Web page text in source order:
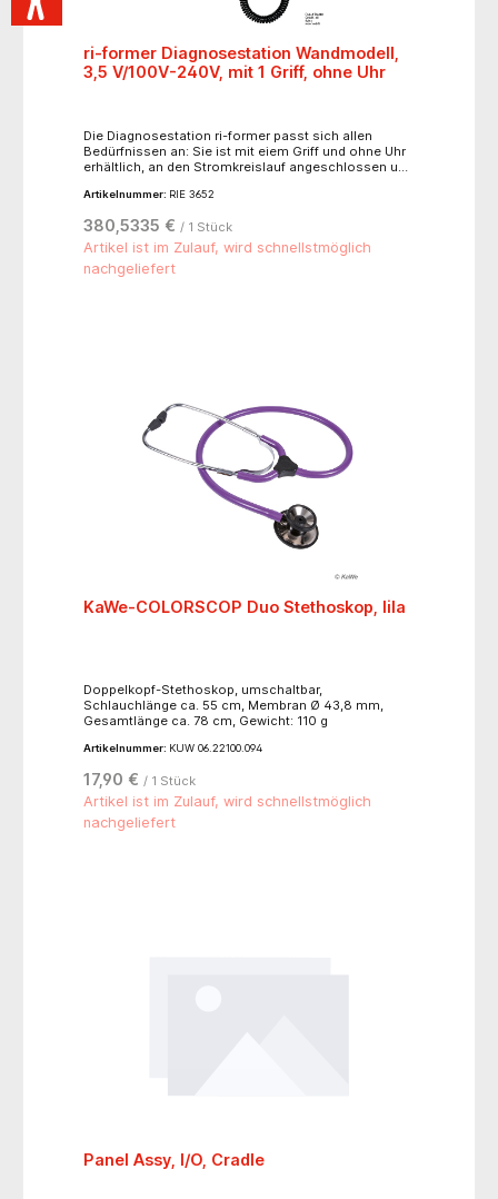
ri-former Diagnosestation Wandmodell,
3,5 V/100V-240V, mit 1 Griff, ohne Uhr
Die Diagnosestation ri-former passt sich allen
Bedürfnissen an: Sie ist mit eiem Griff und ohne Uhr
erhältlich, an den Stromkreislauf angeschlossen und
Instrumentenköpfe, komplett mit Wandplatte, Dübeln,
Artikelnummer: RIE 3652
380,5335 € / 1 Stück
Artikel ist im Zulauf, wird schnellstmöglich
nachgeliefert
KaWe-COLORSCOP Duo Stethoskop, lila
Doppelkopf-Stethoskop, umschaltbar,
Schlauchlänge ca. 55 cm, Membran Ø 43,8 mm,
Gesamtlänge ca. 78 cm, Gewicht: 110 g
Artikelnummer: KUW 06.22100.094
17,90 € / 1 Stück
Artikel ist im Zulauf, wird schnellstmöglich
nachgeliefert
Panel Assy, I/O, Cradle